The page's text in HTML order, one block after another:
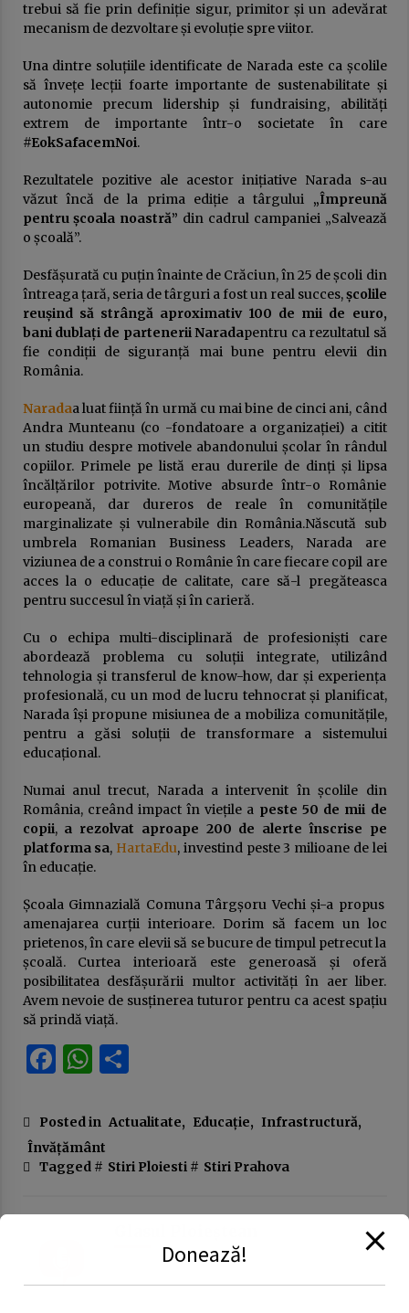
trebui să fie prin definiție sigur, primitor și un adevărat
mecanism de dezvoltare și evoluție spre viitor.
Una dintre soluțiile identificate de Narada este ca școlile
să învețe lecții foarte importante de sustenabilitate și
autonomie precum lidership și fundraising, abilități
extrem de importante într-o societate în care
#EokSafacemNoi.
Rezultatele pozitive ale acestor inițiative Narada s-au
văzut încă de la prima ediție a târgului „Împreună
pentru școala noastră” din cadrul campaniei „Salvează
o școală”.
Desfășurată cu puțin înainte de Crăciun, în 25 de școli din
întreaga țară, seria de târguri a fost un real succes,școlile
reușind să strângă aproximativ 100 de mii de euro,
bani dublați de partenerii Naradapentru ca rezultatul să
fie condiții de siguranță mai bune pentru elevii din
România.
Naradaa luat ființă în urmă cu mai bine de cinci ani, când
Andra Munteanu (co -fondatoare a organizației) a citit
un studiu despre motivele abandonului școlar în rândul
copiilor. Primele pe listă erau durerile de dinți și lipsa
încălțărilor potrivite. Motive absurde într-o Românie
europeană, dar dureros de reale în comunitățile
marginalizate și vulnerabile din România.Născută sub
umbrela Romanian Business Leaders, Narada are
viziunea de a construi o Românie în care fiecare copil are
acces la o educație de calitate, care să-l pregăteasca
pentru succesul în viață și în carieră.
Cu o echipa multi-disciplinară de profesioniști care
abordează problema cu soluții integrate, utilizând
tehnologia și transferul de know-how, dar și experiența
profesională, cu un mod de lucru tehnocrat și planificat,
Narada își propune misiunea de a mobiliza comunitățile,
pentru a găsi soluții de transformare a sistemului
educațional.
Numai anul trecut, Narada a intervenit în școlile din
România, creând impact în viețile a peste 50 de mii de
copii, a rezolvat aproape 200 de alerte înscrise pe
platforma sa, HartaEdu, investind peste 3 milioane de lei
în educație.
Școala Gimnazială Comuna Târgșoru Vechi și-a propus
amenajarea curții interioare. Dorim să facem un loc
prietenos, în care elevii să se bucure de timpul petrecut la
școală. Curtea interioară este generoasă și oferă
posibilitatea desfășurării multor activități în aer liber.
Avem nevoie de susținerea tuturor pentru ca acest spațiu
să prindă viață.
Facebook
WhatsApp
Partajează
Posted in Actualitate, Educație, Infrastructură,
Învățământ
Tagged # Stiri Ploiesti# Stiri Prahova
Donează!